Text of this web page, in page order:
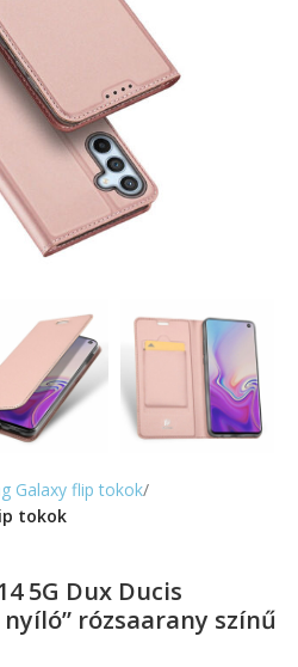
Galaxy flip tokok
tokok
5G Dux Ducis
rózsaarany színű